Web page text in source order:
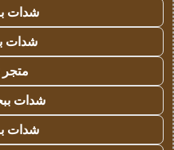
شدات
شدات
شدات
شدات